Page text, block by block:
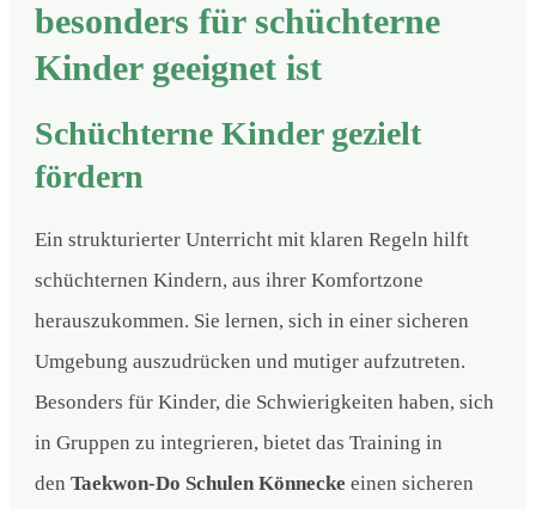
besonders für schüchterne
Kinder geeignet ist
Schüchterne Kinder gezielt
fördern
Ein strukturierter Unterricht mit klaren Regeln hilft
schüchternen Kindern, aus ihrer Komfortzone
herauszukommen. Sie lernen, sich in einer sicheren
Umgebung auszudrücken und mutiger aufzutreten.
Besonders für Kinder, die Schwierigkeiten haben, sich
in Gruppen zu integrieren, bietet das Training in
den Taekwon-Do Schulen Könnecke einen sicheren